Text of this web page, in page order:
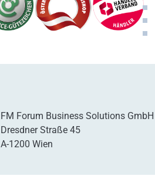
FM Forum Business Solutions GmbH
Dresdner Straße 45
A-1200 Wien